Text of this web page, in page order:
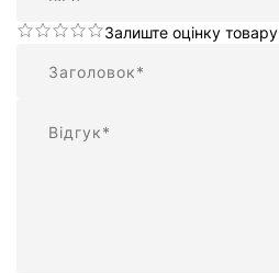
Залиште оцінку товару